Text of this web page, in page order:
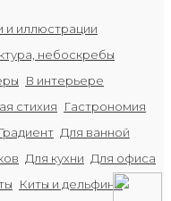
и иллюстрации
небоскребы
В интерьере
стихия
Гастрономия
Градиент Для ванной
Для кухни Для офиса
Киты и дельфины